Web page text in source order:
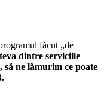
făcut „de
dintre serviciile
ne lămurim ce poate